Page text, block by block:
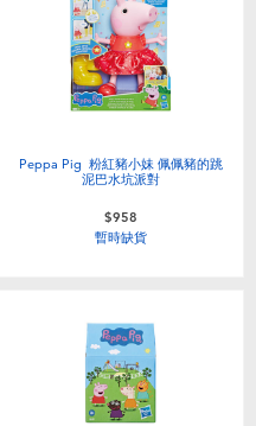
Peppa Pig 粉紅豬小妹 佩佩豬的跳
泥巴水坑派對
$958
暫時缺貨